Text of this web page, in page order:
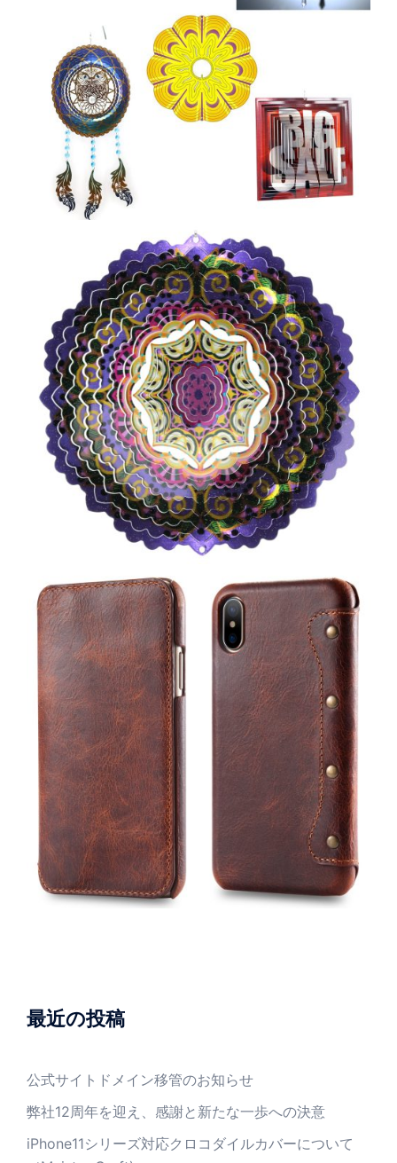
最近の投稿
公式サイトドメイン移管のお知らせ
弊社12周年を迎え、感謝と新たな一歩への決意
iPhone11シリーズ対応クロコダイルカバーについて